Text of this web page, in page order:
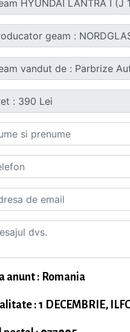
anunt : Romania
: 1 DECEMBRIE,